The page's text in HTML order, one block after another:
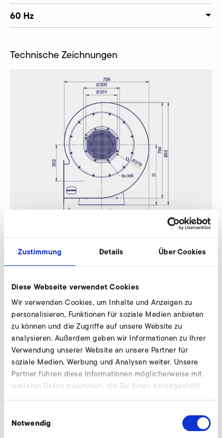
Zustimmung Details Über Cookies
Diese Webseite verwendet Cookies
Wir verwenden Cookies, um Inhalte und Anzeigen zu
personalisieren, Funktionen für soziale Medien anbieten
zu können und die Zugriffe auf unsere Website zu
analysieren. Außerdem geben wir Informationen zu Ihrer
Verwendung unserer Website an unsere Partner für
soziale Medien, Werbung und Analysen weiter. Unsere
Partner führen diese Informationen möglicherweise mit
weiteren Daten zusammen, die Sie ihnen bereitgestellt
Notwendig
60 Hz
Technische Zeichnungen
Download
Downloads
Betriebsanleitung S-MP (fr, it, nl)
BETRIEBSANLEITUNG
HERUNTERLADEN
BETRIEBSANLEITUNG